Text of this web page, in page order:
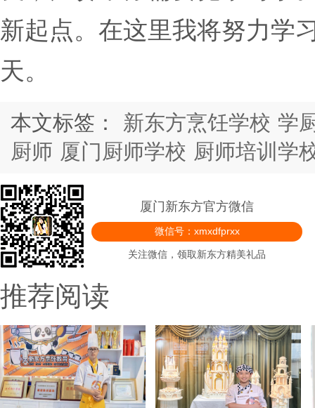
新起点。在这里我将努力学
天。
本文标签： 新东方烹饪学校 学
厨师 厦门厨师学校 厨师培训学
厦门新东方官方微信
微信号：xmxdfprxx
关注微信，领取新东方精美礼品
推荐阅读